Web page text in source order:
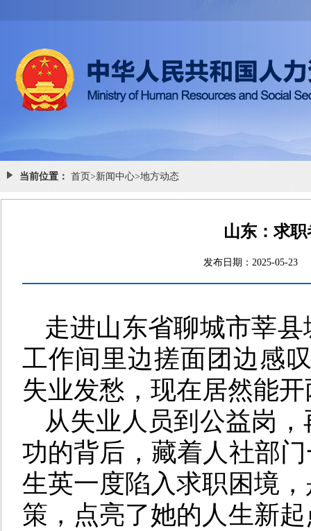
当前位置： 首页>新闻中心>地方动态
山东：求职
发布日期：2025-
走进山东省聊城市莘
工作间里边搓面团边感
失业发愁，现在居然能开
从失业人员到公益岗
功的背后，藏着人社部
生英一度陷入求职困境
策，点亮了她的人生新